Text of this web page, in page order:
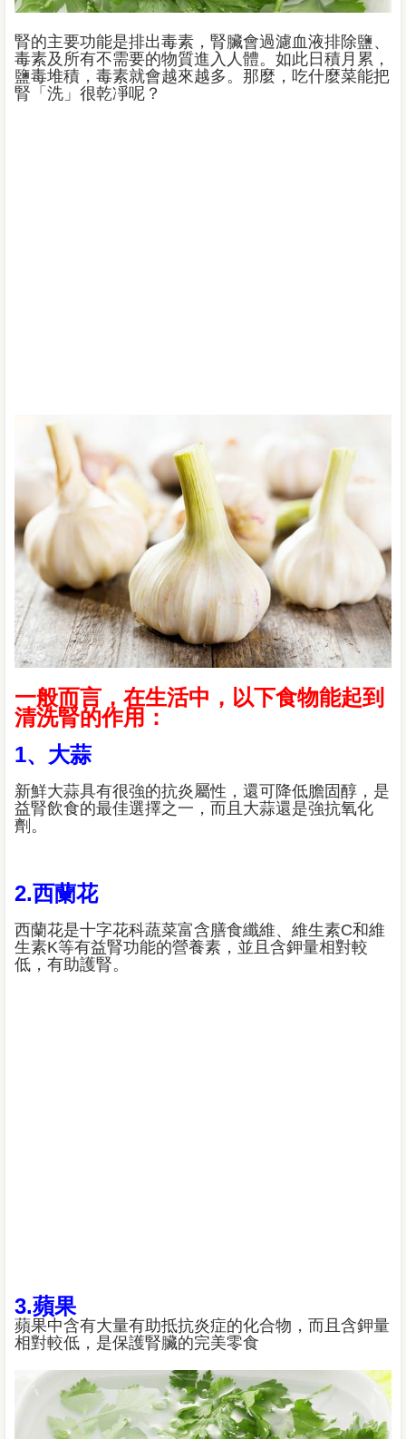
腎的主要功能是排出毒素，腎臟會過濾血液排除鹽、
毒素及所有不需要的物質進入人體。如此日積月累，
鹽毒堆積，毒素就會越來越多。那麼，吃什麼菜能把
腎「洗」很乾凈呢？
一般而言，在生活中，以下食物能起到
清洗腎的作用：
1、大蒜
新鮮大蒜具有很強的抗炎屬性，還可降低膽固醇，是
益腎飲食的最佳選擇之一，而且大蒜還是強抗氧化
劑。
2.西蘭花
西蘭花是十字花科蔬菜富含膳食纖維、維生素C和維
生素K等有益腎功能的營養素，並且含鉀量相對較
低，有助護腎。
3.蘋果
蘋果中含有大量有助抵抗炎症的化合物，而且含鉀量
相對較低，是保護腎臟的完美零食